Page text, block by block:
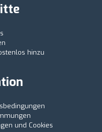
hinzu
und Cookies